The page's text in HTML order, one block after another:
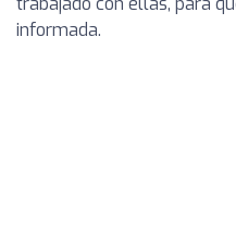
informada.